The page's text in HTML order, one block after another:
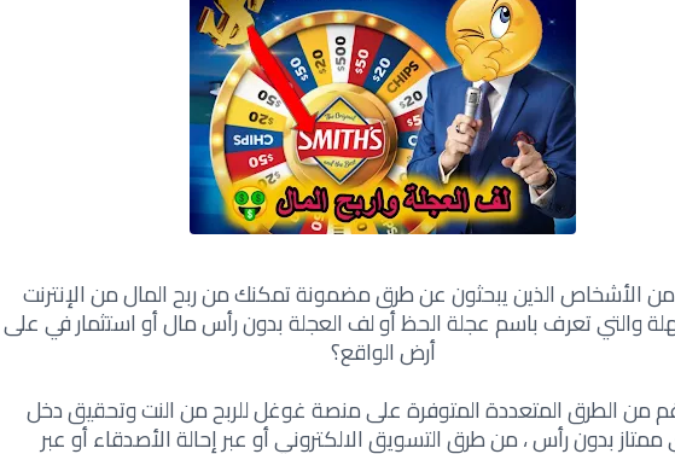
الأشخاص الذين يبحثون عن طرق مضمونة تمكنك من ربح المال من الإنترنت
والتي تعرف باسم عجلة الحظ أو لف العجلة بدون رأس مال أو استثمار في على
أرض الواقع؟
من الطرق المتعددة المتوفرة على منصة غوغلللربح من النتوتحقيق دخل
بدون رأس ، من طرق التسويق الالكتروني أو عبر إحالة الأصدقاء أو عبر